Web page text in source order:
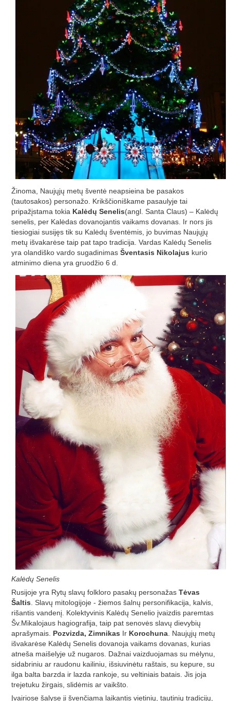
Žinoma, Naujųjų metų šventė neapsieina be pasakos
(tautosakos) personažo. Krikščioniškame pasaulyje tai
pripažįstama tokia Kalėdų Senelis(angl. Santa Claus) – Kalėdų
senelis, per Kalėdas dovanojantis vaikams dovanas. Ir nors jis
tiesiogiai susijęs tik su Kalėdų šventėmis, jo buvimas Naujųjų
metų išvakarėse taip pat tapo tradicija. Vardas Kalėdų Senelis
yra olandiško vardo sugadinimas Šventasis Nikolajus kurio
atminimo diena yra gruodžio 6 d.
Kalėdų Senelis
Rusijoje yra Rytų slavų folkloro pasakų personažas Tėvas
Šaltis . Slavų mitologijoje - žiemos šalnų personifikacija, kalvis,
rišantis vandenį. Kolektyvinis Kalėdų Senelio įvaizdis paremtas
Šv.Mikalojaus hagiografija, taip pat senovės slavų dievybių
aprašymais. Pozvizda, Zimnikas Ir Korochuna . Naujųjų metų
išvakarėse Kalėdų Senelis dovanoja vaikams dovanas, kurias
atneša maišelyje už nugaros. Dažnai vaizduojamas su mėlynu,
sidabriniu ar raudonu kailiniu, išsiuvinėtu raštais, su kepure, su
ilga balta barzda ir lazda rankoje, su veltiniais batais. Jis joja
trejetuku žirgais, slidėmis ar vaikšto.
Įvairiose šalyse ji švenčiama laikantis vietinių, tautinių tradicijų,